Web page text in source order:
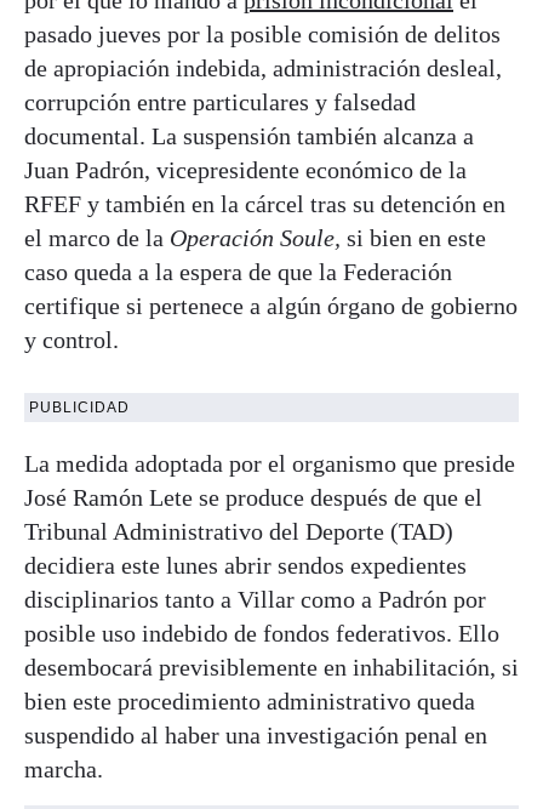
pasado jueves por la posible comisión de delitos
de apropiación indebida, administración desleal,
corrupción entre particulares y falsedad
documental. La suspensión también alcanza a
Juan Padrón, vicepresidente económico de la
RFEF y también en la cárcel tras su detención en
el marco de la Operación Soule, si bien en este
caso queda a la espera de que la Federación
certifique si pertenece a algún órgano de gobierno
y control.
PUBLICIDAD
La medida adoptada por el organismo que preside
José Ramón Lete se produce después de que el
Tribunal Administrativo del Deporte (TAD)
decidiera este lunes abrir sendos expedientes
disciplinarios tanto a Villar como a Padrón por
posible uso indebido de fondos federativos. Ello
desembocará previsiblemente en inhabilitación, si
bien este procedimiento administrativo queda
suspendido al haber una investigación penal en
marcha.